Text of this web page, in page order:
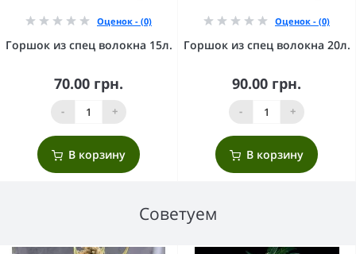
Оценок - (0)
Горшок из спец волокна 15л.
70.00 грн.
- +
В корзину
Оценок - (0)
Горшок из спец волокна 20л.
90.00 грн.
- +
В корзину
Советуем